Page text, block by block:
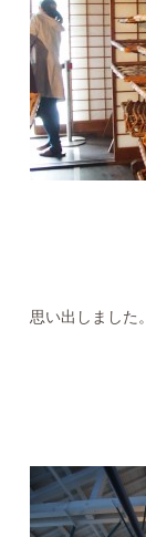
思い出しました。